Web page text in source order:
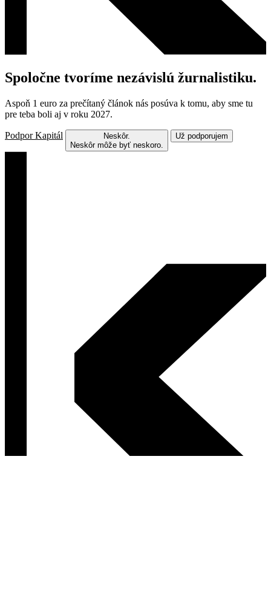
Spoločne tvoríme nezávislú žurnalistiku.
Aspoň 1 euro za prečítaný článok nás posúva k tomu, aby sme tu
pre teba boli aj v roku 2027.
Podpor Kapitál
Neskôr.
Neskôr môže byť neskoro.
Už podporujem